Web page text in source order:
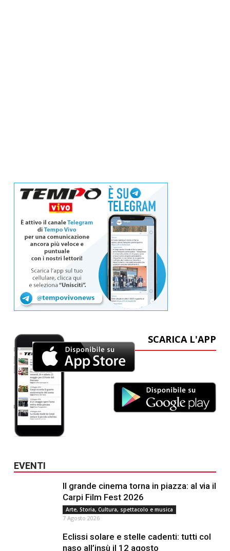
SCARICA L'APP
EVENTI
Il grande cinema torna in piazza: al via il
Carpi Film Fest 2026
Arte, Storia, Cultura, spettacolo e musica
7 Agosto 2026
Eclissi solare e stelle cadenti: tutti col
naso all’insù il 12 agosto